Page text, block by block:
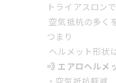
トライアスロン
空気抵抗の多く
つまり
ヘルメット形状
💨 エアロヘルメ